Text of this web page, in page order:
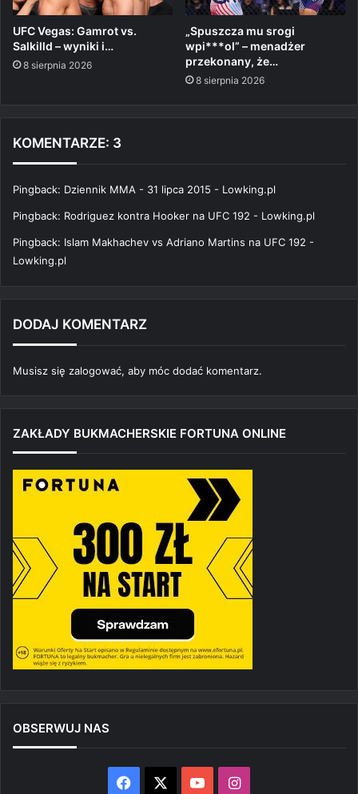
UFC Vegas: Gamrot vs.
Salkilld – wyniki i…
8 sierpnia 2026
„Spuszcza mu srogi
wpi***ol” – menadżer
przekonany, że…
8 sierpnia 2026
KOMENTARZE: 3
Pingback: Dziennik MMA - 31 lipca 2015 - Lowking.pl
Pingback: Rodriguez kontra Hooker na UFC 192 - Lowking.pl
Pingback: Islam Makhachev vs Adriano Martins na UFC 192 -
Lowking.pl
DODAJ KOMENTARZ
Musisz się zalogować, aby móc dodać komentarz.
ZAKŁADY BUKMACHERSKIE FORTUNA ONLINE
OBSERWUJ NAS
Facebook YouTubeInstagram